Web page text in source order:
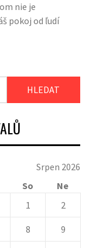
nie je
pokoj od ľudí
Srpen 2026
So
Ne
1
2
8 9